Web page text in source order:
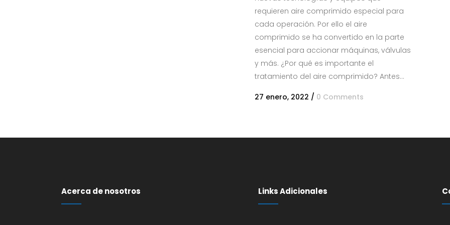
requieren aire comprimido especial para
cada operación. Por ello el aire
comprimido se ha convertido en la parte
esencial para accionar máquinas, válvulas
y más. ¿Por qué es importante el
tratamiento del aire comprimido? Antes...
27 enero, 2022 / 0 Comments
Acerca de nosotros Links Adicionales